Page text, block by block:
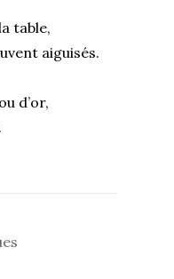
table,
aiguisés.
d’or,